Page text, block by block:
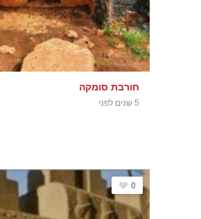
חורבת סומקה
5 שנים לפני
0